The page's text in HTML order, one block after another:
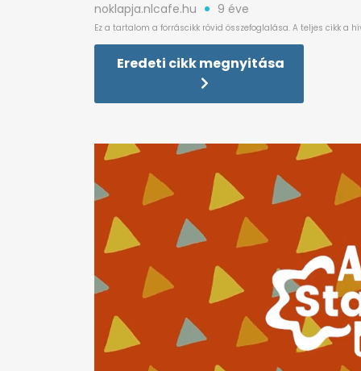
noklapja.nlcafe.hu 9 éve
Eredeti cikk megnyitása